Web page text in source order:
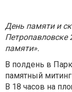
День памяти и
памяти».
В полдень в
памятный
В 18 часов на